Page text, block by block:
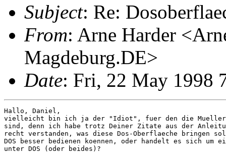
Subject: Re:
From: Arne Harder
Magdeburg.DE>
Date: Fri, 22 May 1998
Hallo, Daniel,
vielleicht bin ich ja der "Idiot", fuer den die Mueller-
sind, denn ich habe trotz Deiner Zitate aus der
recht verstanden, was diese Dos-Oberflaeche bringen
DOS besser bedienen koennen, oder handelt es sich um
unter DOS (oder beides)?